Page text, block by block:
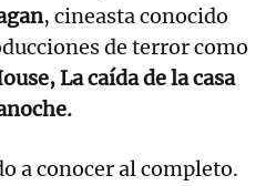
, cineasta conocido
de terror como
La caída de la casa
a conocer al completo.